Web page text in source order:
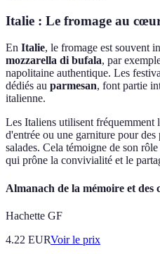
Italie : Le fromage au
En Italie, le fromage est souvent
mozzarella di bufala, par
napolitaine authentique. Les
dédiés au parmesan, font partie
italienne.
Les Italiens utilisent fréquemment
d'entrée ou une garniture pour des
salades. Cela témoigne de son
qui prône la convivialité et le
Almanach de la mémoire et
Hachette GF
4.22 EURVoir le prix